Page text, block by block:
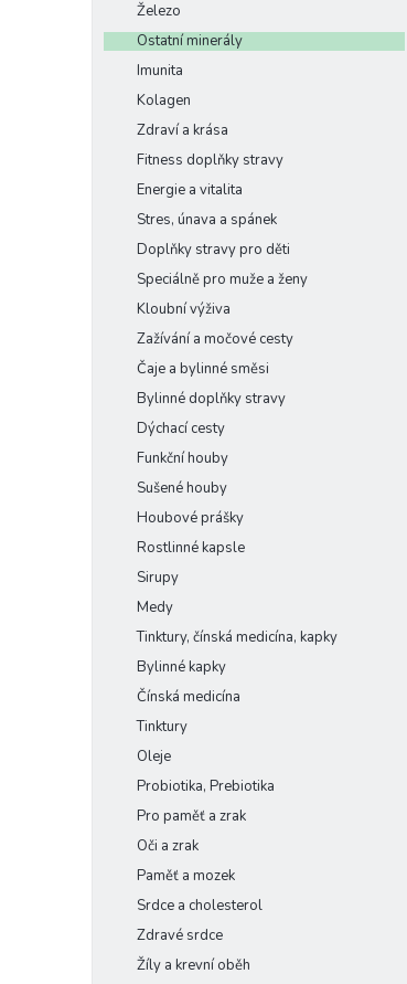
Železo
Ostatní minerály
Imunita
Kolagen
Zdraví a krása
Fitness doplňky stravy
Energie a vitalita
Stres, únava a spánek
Doplňky stravy pro děti
Speciálně pro muže a ženy
Kloubní výživa
Zažívání a močové cesty
Čaje a bylinné směsi
Bylinné doplňky stravy
Dýchací cesty
Funkční houby
Sušené houby
Houbové prášky
Rostlinné kapsle
Sirupy
Medy
Tinktury, čínská medicína, kapky
Bylinné kapky
Čínská medicína
Tinktury
Oleje
Probiotika, Prebiotika
Pro paměť a zrak
Oči a zrak
Paměť a mozek
Srdce a cholesterol
Zdravé srdce
Žíly a krevní oběh